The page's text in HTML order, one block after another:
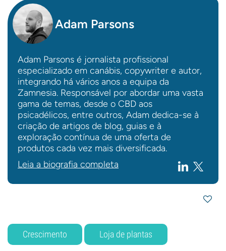
Adam Parsons
Adam Parsons é jornalista profissional
especializado em canábis, copywriter e autor,
integrando há vários anos a equipa da
Zamnesia. Responsável por abordar uma vasta
gama de temas, desde o CBD aos
psicadélicos, entre outros, Adam dedica-se à
criação de artigos de blog, guias e à
exploração contínua de uma oferta de
produtos cada vez mais diversificada.
Leia a biografia completa
Crescimento Loja de plantas